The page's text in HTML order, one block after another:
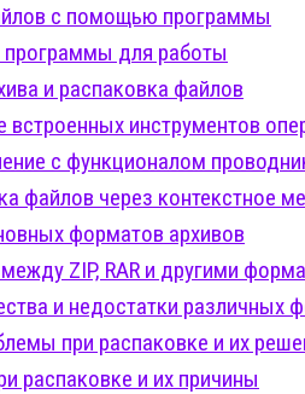
с помощью программы
программы для работы
и распаковка файлов
встроенных инструментов
с функционалом
файлов через контекстное
форматов архивов
ZIP, RAR и другими
и недостатки различных
при распаковке и их
распаковке и их причины